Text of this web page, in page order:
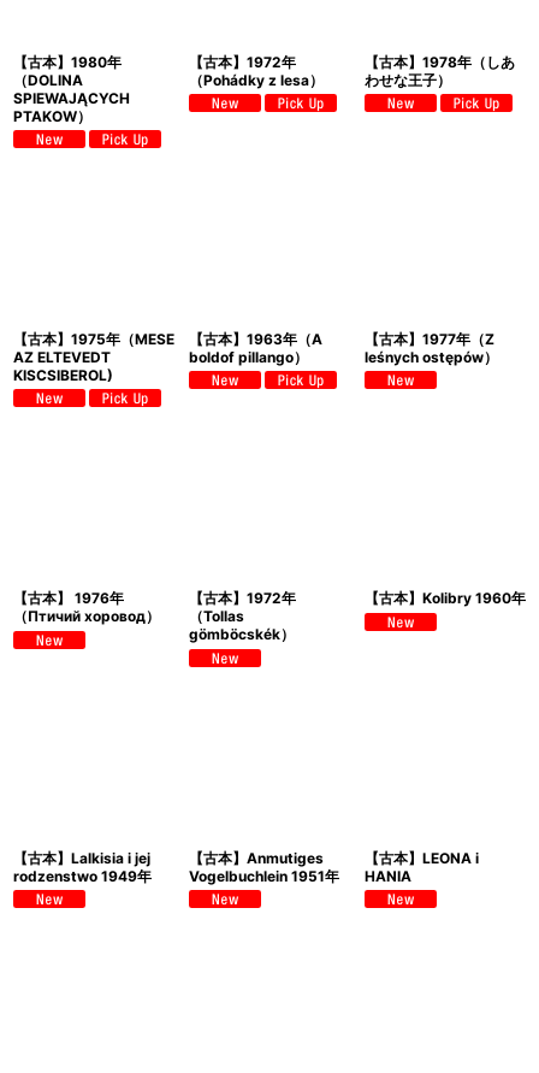
【古本】1980年
（DOLINA
SPIEWAJĄCYCH
PTAKOW）
【古本】1972年
（Pohádky z lesa）
【古本】1978年（しあ
わせな王子）
【古本】1975年（MESE
AZ ELTEVEDT
KISCSIBEROL)
【古本】1963年（A
boldof pillango）
【古本】1977年（Z
leśnych ostępów）
【古本】 1976年
（Птичий хоровод）
【古本】1972年
（Tollas
gömböcskék）
【古本】Kolibry 1960年
【古本】Lalkisia i jej
rodzenstwo 1949年
【古本】Anmutiges
Vogelbuchlein 1951年
【古本】LEONA i
HANIA